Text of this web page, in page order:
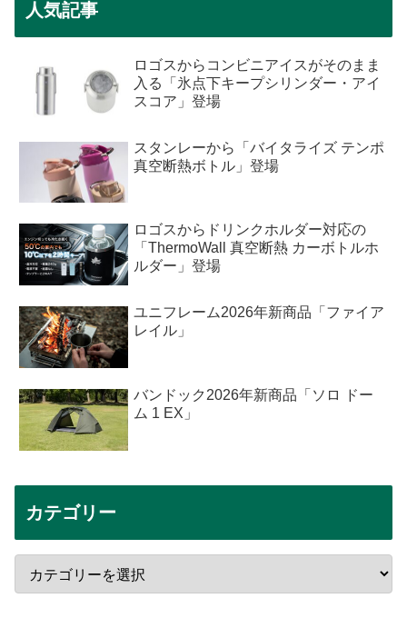
人気記事
ロゴスからコンビニアイスがそのまま
入る「氷点下キープシリンダー・アイ
スコア」登場
スタンレーから「バイタライズ テンポ
真空断熱ボトル」登場
ロゴスからドリンクホルダー対応の
「ThermoWall 真空断熱 カーボトルホ
ルダー」登場
ユニフレーム2026年新商品「ファイア
レイル」
バンドック2026年新商品「ソロ ドー
ム 1 EX」
カテゴリー